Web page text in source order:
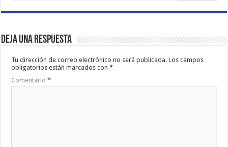
Deja una respuesta
Tu dirección de correo electrónico no será publicada. Los campos
obligatorios están marcados con*
Comentario*